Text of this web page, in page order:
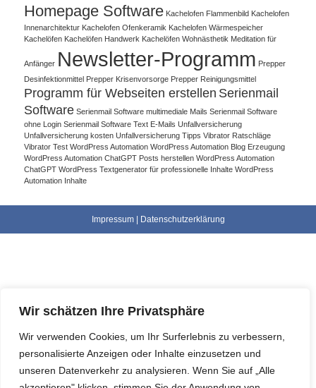
Wir schätzen Ihre Privatsphäre
Wir verwenden Cookies, um Ihr Surferlebnis zu verbessern,
personalisierte Anzeigen oder Inhalte einzusetzen und
unseren Datenverkehr zu analysieren. Wenn Sie auf „Alle
Homepage Software Kachelofen Flammenbild Kachelofen
Innenarchitektur Kachelofen Ofenkeramik Kachelofen Wärmespeicher
Kachelöfen Kachelöfen Handwerk Kachelöfen Wohnästhetik Meditation für
Anfänger Newsletter-Programm Prepper
Desinfektionmittel Prepper Krisenvorsorge Prepper Reinigungsmittel
Programm für Webseiten erstellen Serienmail
Software Serienmail Software multimediale Mails Serienmail Software
ohne Login Serienmail Software Text E-Mails Unfallversicherung
Unfallversicherung kosten Unfallversicherung Tipps Vibrator Ratschläge
Vibrator Test WordPress Automation WordPress Automation Blog Erzeugung
WordPress Automation ChatGPT Posts herstellen WordPress Automation
ChatGPT WordPress Textgenerator für professionelle Inhalte WordPress
Automation Inhalte
Impressum| Datenschutzerklärung